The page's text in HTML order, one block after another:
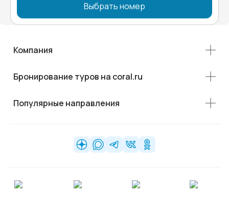
Выбрать номер
Компания
Бронирование туров на coral.ru
Популярные направления